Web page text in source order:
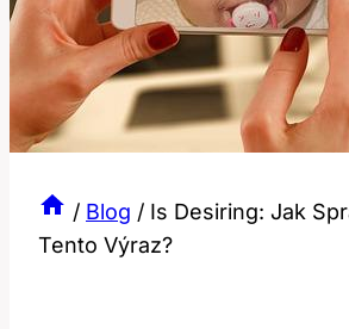
/ Blog / Is Desiring: Jak
Tento Výraz?